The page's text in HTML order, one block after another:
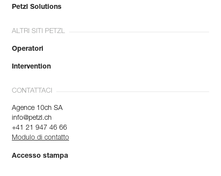
Petzl Solutions
ALTRI SITI PETZL
Operatori
Intervention
CONTATTACI
Agence 10ch SA
info@petzl.ch
+41 21 947 46 66
Modulo di contatto
Accesso stampa